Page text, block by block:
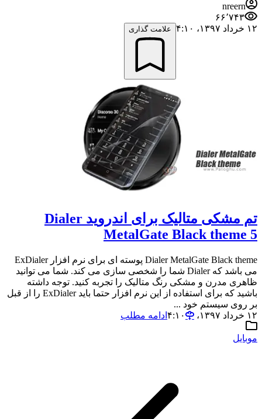
nreern
۶۶٬۷۴۳
۱۲ خرداد ۱۳۹۷،‏ ۴:۱۰
علامت گذاری
تم مشکی متالیک برای اندروید Dialer
MetalGate Black theme 5
Dialer MetalGate Black theme پوسته ای برای نرم افزار ExDialer
می باشد که Dialer شما را شخصی سازی می کند. شما می توانید
ظاهری مدرن و مشکی رنگ متالیک را تجربه کنید. توجه داشته
باشید که برای استفاده از این نرم افزار حتما باید ExDialer را از قبل
بر روی سیستم خود ...
۱۲ خرداد ۱۳۹۷،‏ ۴:۱۰
ادامه مطلب
موبایل